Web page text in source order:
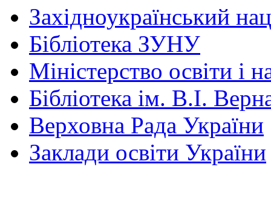
Західноукраїнський
Бібліотека ЗУНУ
Міністерство освіти і
Бібліотека ім. В.І.
Верховна Рада України
Заклади освіти України